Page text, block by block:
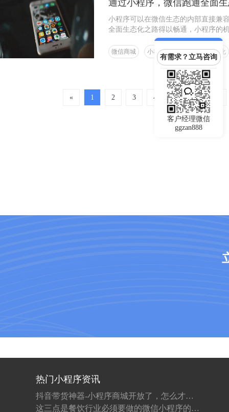
通过小程序，微信跑通全面
小程序可以在微信生态的内部直接兼
全面生态化之路得以畅通，小程序的
微信商城 小程序运营 小程序多元化
« 1 2 3 4 5 6
有需求？立马咨询
客户经理微信
ggzan888
热门小程序资讯
抖音带货神器-小程序商城开放了，怎么才能做代理，收益怎么样
这三点是餐饮行业必须要做的微信小程序的原因！